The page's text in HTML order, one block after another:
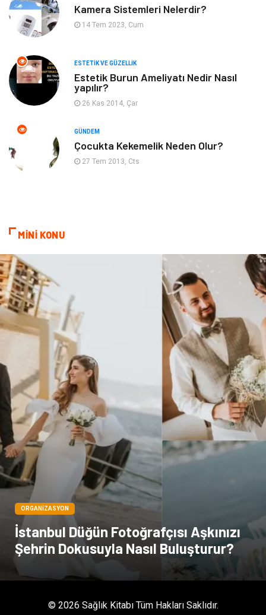
Kadın Hastalıkları Alternatif Tıp
Güzellik
Beslenme
Psikolojik Hastalıklar
Kanser
Bakım Aksesuar
Sağlık Haberleri Blogroll
Spor Malzemeleri Hediyelik Eşya
Kültür Acil ve İlkyardım
Kamera Sistemleri Nelerdir?
14 Tem 2023, Cum
ESTETIK VE GÜZELLIK
Estetik Burun Ameliyatı Nedir Nasıl
yapılır?
26 Kas 2014, Çar
GÜNDEM
Çocukta Kekemelik Neden Olur?
27 Tem 2013, Cts
MİNİ KONU
ORGANIZASYON
İstanbul Düğün Fotoğrafçısı Aşkınızı
Şehrin Dokusuyla Nasıl Buluşturur?
© 2026 Sağlık Kitabı Tüm Hakları Saklıdır.